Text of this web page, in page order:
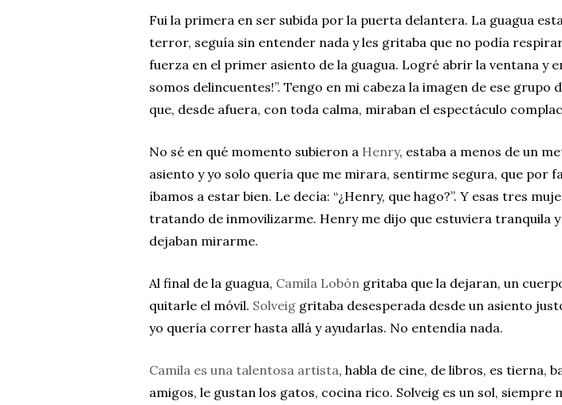
Fui la primera en ser subida por la puerta delantera. La guagua
terror, seguía sin entender nada y les gritaba que no podía
fuerza en el primer asiento de la guagua. Logré abrir la ventana y
somos delincuentes!”. Tengo en mi cabeza la imagen de ese grupo
que, desde afuera, con toda calma, miraban el espectáculo
No sé en qué momento subieron a Henry, estaba a menos de un
asiento y yo solo quería que me mirara, sentirme segura, que por
íbamos a estar bien. Le decía: “¿Henry, que hago?”. Y esas tres
tratando de inmovilizarme. Henry me dijo que estuviera tranquila y
dejaban mirarme.
Al final de la guagua, Camila Lobón gritaba que la dejaran, un
quitarle el móvil. Solveig gritaba desesperada desde un asiento
yo quería correr hasta allá y ayudarlas. No entendía nada.
Camila es una talentosa artista, habla de cine, de libros, es tierna,
amigos, le gustan los gatos, cocina rico. Solveig es un sol, siempre